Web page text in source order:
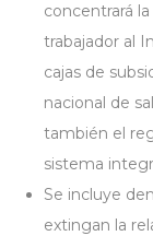
concentrará
trabajador al
cajas de
nacional de
también el
sistema
Se incluye
extingan la